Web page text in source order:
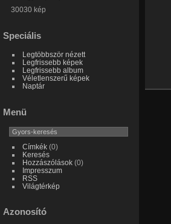
30030 kép
Speciális
Legtöbbször nézett
Legfrissebb képek
Legfrissebb album
Véletlenszerű képek
Naptár
Menü
Címkék(0)
Keresés
Hozzászólások(0)
Impresszum
RSS
Világtérkép
Azonosító